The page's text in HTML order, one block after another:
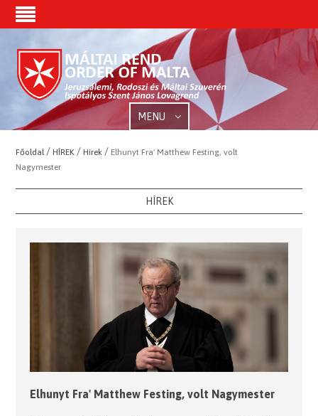
MENU
Főoldal /HÍREK /Hírek / Elhunyt Fra' Matthew Festing, volt
Nagymester
HÍREK
Elhunyt Fra' Matthew Festing, volt Nagymester